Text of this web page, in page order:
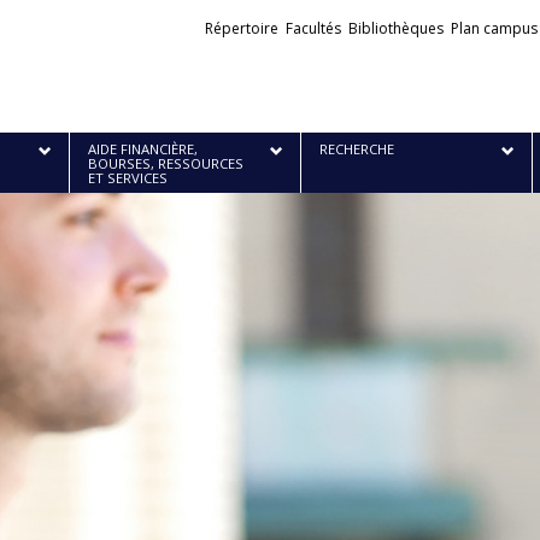
Liens
Répertoire Facultés Bibliothèques Plan campus
AIDE FINANCIÈRE,
BOURSES, RESSOURCES
ET SERVICES
RECHERCHE